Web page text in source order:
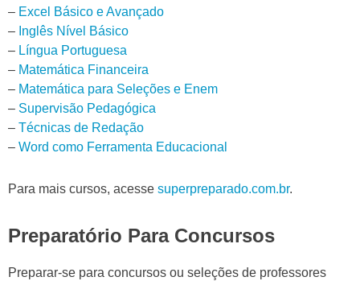
– Excel Básico e Avançado
– Inglês Nível Básico
– Língua Portuguesa
– Matemática Financeira
– Matemática para Seleções e Enem
– Supervisão Pedagógica
– Técnicas de Redação
– Word como Ferramenta Educacional
Para mais cursos, acesse superpreparado.com.br.
Preparatório Para Concursos
Preparar-se para concursos ou seleções de professores